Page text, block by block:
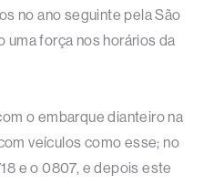
no ano seguinte pela São
uma força nos horários da
o embarque dianteiro na
veículos como esse; no
e o 0807, e depois este